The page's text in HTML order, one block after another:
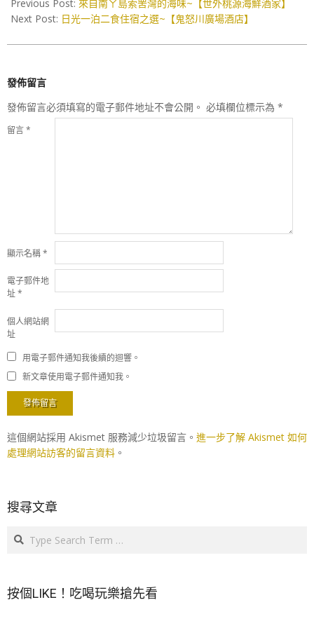
07
Previous Post: 來自南ㄚ島索罟灣的海味~【世外桃源海鮮酒家】
Next Post: 日光一泊二食住宿之選~【鬼怒川廣場酒店】
發佈留言
發佈留言必須填寫的電子郵件地址不會公開。 必填欄位標示為 *
留言*
顯示名稱*
電子郵件地
址*
個人網站網
址
用電子郵件通知我後續的迴響。
新文章使用電子郵件通知我。
這個網站採用 Akismet 服務減少垃圾留言。 進一步了解 Akismet 如何
處理網站訪客的留言資料 。
搜尋文章
Search
按個LIKE！吃喝玩樂搶先看